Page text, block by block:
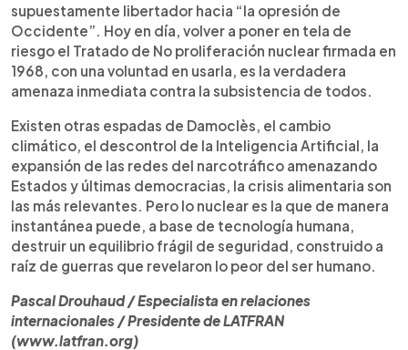
supuestamente libertador hacia “la opresión de
Occidente”. Hoy en día, volver a poner en tela de
riesgo el Tratado de No proliferación nuclear firmada en
1968, con una voluntad en usarla, es la verdadera
amenaza inmediata contra la subsistencia de todos.
Existen otras espadas de Damoclès, el cambio
climático, el descontrol de la Inteligencia Artificial, la
expansión de las redes del narcotráfico amenazando
Estados y últimas democracias, la crisis alimentaria son
las más relevantes. Pero lo nuclear es la que de manera
instantánea puede, a base de tecnología humana,
destruir un equilibrio frágil de seguridad, construido a
raíz de guerras que revelaron lo peor del ser humano.
Pascal Drouhaud / Especialista en relaciones
internacionales / Presidente de LATFRAN
(www.latfran.org)